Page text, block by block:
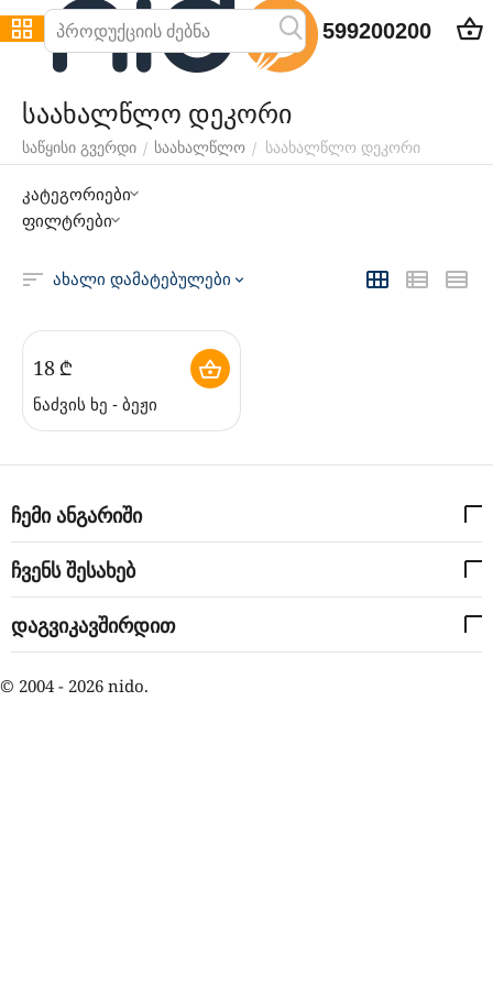
599200200
საახალწლო დეკორი
საწყისი გვერდი / საახალწლო / საახალწლო დეკორი
კატეგორიები
ფილტრები
ახალი დამატებულები
‍18‍₾
ნაძვის ხე - ბეჟი
ჩემი ანგარიში
ჩვენს შესახებ
დაგვიკავშირდით
© 2004 - 2026 nido.